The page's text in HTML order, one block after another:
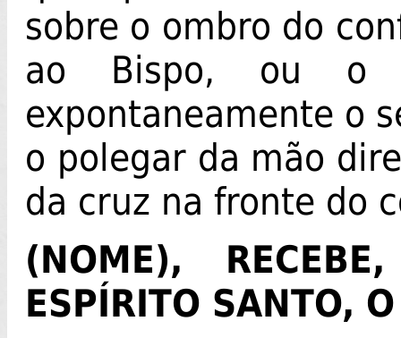
sobre o ombro do
ao Bispo, ou o
expontaneamente o
o polegar da mão
da cruz na fronte do
(NOME),
ESPÍRITO SANTO,